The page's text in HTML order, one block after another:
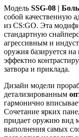
Модель SSG-08 |
собой качественную
из CS:GO. Эта
стандартную
агрессивным и
оружия базируется на
эффектно
затвора и приклада.
Дизайн модели
детализированным
гармонично
Сочетание ярких
придает оружию вид
выполнения самых